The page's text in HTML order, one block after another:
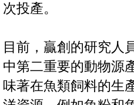
次投產。
目前，贏創的研究人
中第二重要的動物
味著在魚類飼料的生